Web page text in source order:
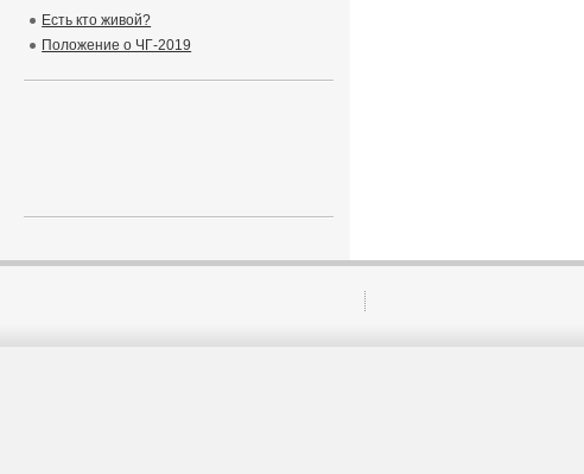
Есть кто живой?
Положение о ЧГ-2019